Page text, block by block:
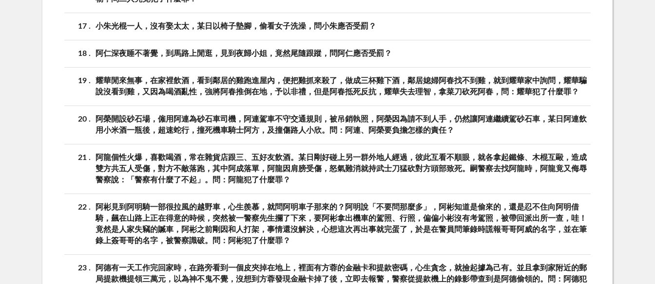
17 小朱光棍一人，沒有娶太太，某日以椅子墊腳，偷看女子洗澡，問小朱應否受罰？
18 阿仁深夜睡不著覺，到馬路上閒逛，見到夜歸小姐，竟然尾隨跟蹤，問阿仁應否受罰？
19
耀華閒來無事，在家裡飲酒，看到鄰居的雞跑進屋內，便把雞抓來殺了，做成三杯雞下酒，鄰居媳婦阿春找不到雞，就到耀華家中詢問，耀華騙
說沒看到雞，又因為喝酒亂性，強將阿春推倒在地，予以非禮，但是阿春抵死反抗，耀華失去理智，拿菜刀砍死阿春，問：耀華犯了什麼罪？
20
阿榮開設砂石場，僱用阿連為砂石車司機，阿連駕車不守交通規則，被吊銷執照，阿榮因為請不到人手，仍然讓阿連繼續駕砂石車，某日阿連飲
用小米酒一瓶後，超速蛇行，撞死機車騎士阿方，及撞傷路人小欣。問：阿連、阿榮要負擔怎樣的責任？
21
阿龍個性火爆，喜歡喝酒，常在雜貨店跟三、五好友飲酒。某日剛好碰上另一群外地人經過，彼此互看不順眼，就各拿起鐵條、木棍互毆，造成
雙方共五人受傷，對方不敵落跑，其中阿成落單，阿龍因肩膀受傷，怒氣難消就持武士刀猛砍對方頭部致死。嗣警察去找阿龍時，阿龍竟又侮辱
警察說：「警察有什麼了不起」。問：阿龍犯了什麼罪？
22
阿彬見到阿明騎一部很拉風的越野車，心生羨慕，就問阿明車子那來的？阿明說「不要問那麼多」，阿彬知道是偷來的，還是忍不住向阿明借
騎，飆在山路上正在得意的時候，突然被一警察先生攔了下來，要阿彬拿出機車的駕照、行照，偏偏小彬沒有考駕照，被帶回派出所一查，哇！
竟然是人家失竊的贓車，阿彬之前剛因和人打架，事情還沒解決，心想這次再出事就完蛋了，於是在警員問筆錄時謊報哥哥阿威的名字，並在筆
錄上簽哥哥的名字，被警察識破。問：阿彬犯了什麼罪？
23
阿德有一天工作完回家時，在路旁看到一個皮夾掉在地上，裡面有方蓉的金融卡和提款密碼，心生貪念，就撿起據為己有。並且拿到家附近的郵
局提款機提領三萬元，以為神不鬼不覺，沒想到方蓉發現金融卡掉了後，立即去報警，警察從提款機上的錄影帶查到是阿德偷領的。問：阿德犯